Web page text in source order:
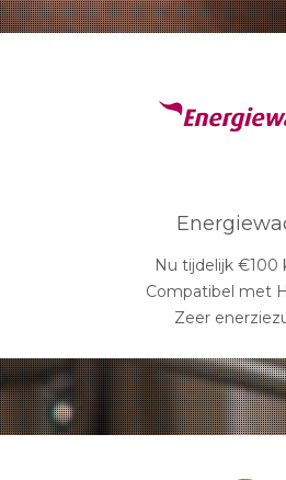
Nu tijdelijk €100
Compatibel met
Zeer